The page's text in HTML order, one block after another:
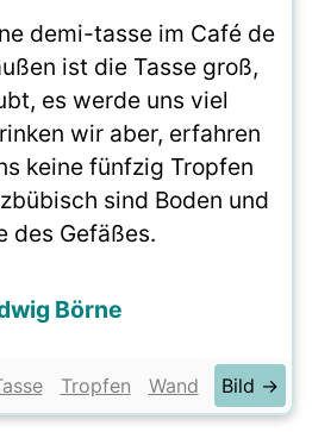
demi-tasse im Café de
ist die Tasse groß,
es werde uns viel
wir aber, erfahren
keine fünfzig Tropfen
sind Boden und
des Gefäßes.
Börne
Tropfen Wand Bild →